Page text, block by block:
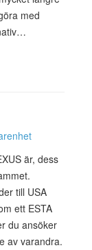
med
är, dess
till USA
ett ESTA
du ansöker
av varandra.